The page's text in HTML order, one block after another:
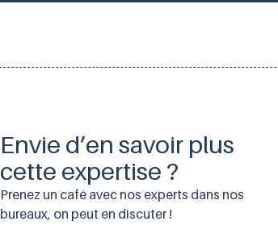
Envie d’en savoir plus
cette expertise ?
Prenez un café avec nos experts dans nos
bureaux, on peut en discuter !